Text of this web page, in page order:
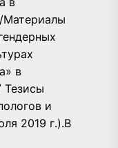
Материалы
в
Тезисы
и
2019 г.).В